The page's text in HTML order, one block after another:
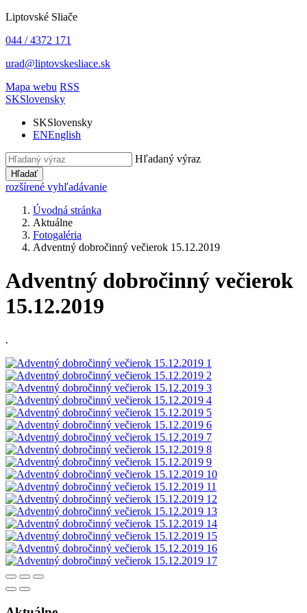
Liptovské Sliače
044 / 4372 171
urad@liptovskesliace.sk
Mapa webu RSS
SKSlovensky
SKSlovensky
ENEnglish
Hľadaný výraz
Hľadať
rozšírené vyhľadávanie
Úvodná stránka
Aktuálne
Fotogaléria
Adventný dobročinný večierok 15.12.2019
Adventný dobročinný večierok
15.12.2019
.